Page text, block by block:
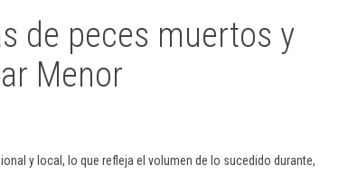
de peces muertos y
Menor
y local, lo que refleja el volumen de lo sucedido durante,